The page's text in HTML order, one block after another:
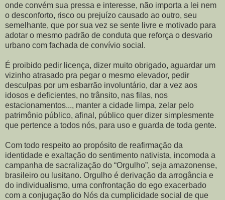
onde convém sua pressa e interesse, não importa a lei nem
o desconforto, risco ou prejuízo causado ao outro, seu
semelhante, que por sua vez se sente livre e motivado para
adotar o mesmo padrão de conduta que reforça o desvario
urbano com fachada de convívio social.
É proibido pedir licença, dizer muito obrigado, aguardar um
vizinho atrasado pra pegar o mesmo elevador, pedir
desculpas por um esbarrão involuntário, dar a vez aos
idosos e deficientes, no trânsito, nas filas, nos
estacionamentos..., manter a cidade limpa, zelar pelo
patrimônio público, afinal, público quer dizer simplesmente
que pertence a todos nós, para uso e guarda de toda gente.
Com todo respeito ao propósito de reafirmação da
identidade e exaltação do sentimento nativista, incomoda a
campanha de sacralização do “Orgulho”, seja amazonense,
brasileiro ou lusitano. Orgulho é derivação da arrogância e
do individualismo, uma confrontação do ego exacerbado
com a conjugação do Nós da cumplicidade social de que